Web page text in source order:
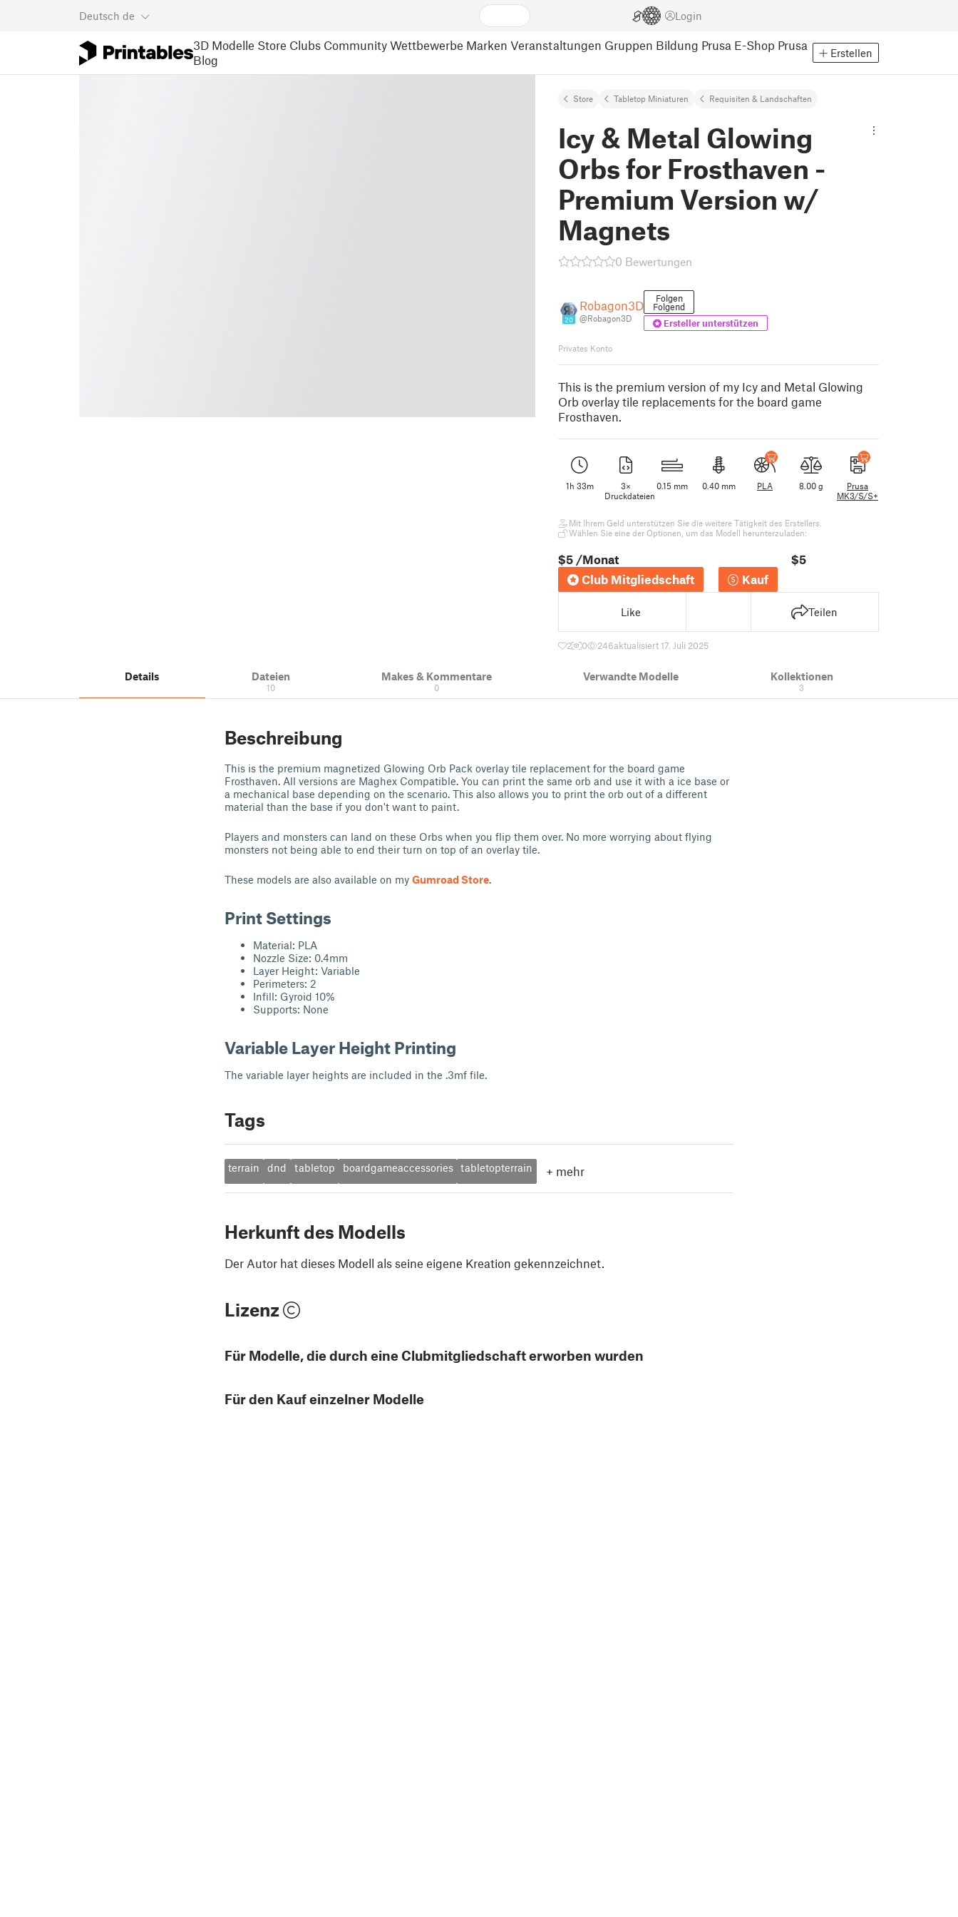
Deutsch de Login
3D Modelle Store Clubs Community Wettbewerbe Marken Veranstaltungen Gruppen Bildung Prusa E-Shop Prusa
Blog
Erstellen
Store Tabletop Miniaturen Requisiten & Landschaften
Icy & Metal Glowing
Orbs for Frosthaven -
Premium Version w/
Magnets
0 Bewertungen
20
Robagon3D
@Robagon3D
Folgen
Folgend
Ersteller unterstützen
Privates Konto
This is the premium version of my Icy and Metal Glowing
Orb overlay tile replacements for the board game
Frosthaven.
1h 33m
3×
Druckdateien
0.15 mm 0.40 mm PLA 8.00 g
Prusa
MK3/S/S+
Mit Ihrem Geld unterstützen Sie die weitere Tätigkeit des Erstellers.
Wählen Sie eine der Optionen, um das Modell herunterzuladen:
$5 /Monat
Club Mitgliedschaft
$5
Kauf
Like Teilen
2 0 246aktualisiert 17. Juli 2025
Details Dateien
10
Makes & Kommentare
0
Verwandte Modelle Kollektionen
3
Beschreibung
This is the premium magnetized Glowing Orb Pack overlay tile replacement for the board game
Frosthaven. All versions are Maghex Compatible. You can print the same orb and use it with a ice base or
a mechanical base depending on the scenario. This also allows you to print the orb out of a different
material than the base if you don't want to paint.
Players and monsters can land on these Orbs when you flip them over. No more worrying about flying
monsters not being able to end their turn on top of an overlay tile.
These models are also available on my Gumroad Store.
Print Settings
Material: PLA
Nozzle Size: 0.4mm
Layer Height: Variable
Perimeters: 2
Infill: Gyroid 10%
Supports: None
Variable Layer Height Printing
The variable layer heights are included in the .3mf file.
Tags
terrain dnd tabletop boardgameaccessories tabletopterrain + mehr
Herkunft des Modells
Der Autor hat dieses Modell als seine eigene Kreation gekennzeichnet.
Lizenz
Für Modelle, die durch eine Clubmitgliedschaft erworben wurden
Für den Kauf einzelner Modelle